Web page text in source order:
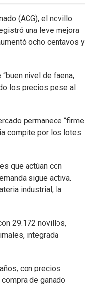
(ACG), el novillo
una leve mejora
ocho centavos y
nivel de faena,
los precios pese al
permanece “firme
compite por los lotes
que actúan con
sigue activa,
industrial, la
29.172 novillos,
integrada
con precios
de ganado